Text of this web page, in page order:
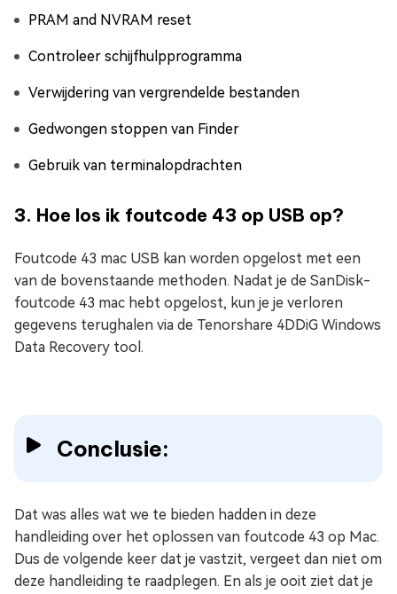
PRAM and NVRAM reset
Controleer schijfhulpprogramma
Verwijdering van vergrendelde bestanden
Gedwongen stoppen van Finder
Gebruik van terminalopdrachten
3. Hoe los ik foutcode 43 op USB op?
Foutcode 43 mac USB kan worden opgelost met een
van de bovenstaande methoden. Nadat je de SanDisk-
foutcode 43 mac hebt opgelost, kun je je verloren
gegevens terughalen via de Tenorshare 4DDiG Windows
Data Recovery tool.
Conclusie:
Dat was alles wat we te bieden hadden in deze
handleiding over het oplossen van foutcode 43 op Mac.
Dus de volgende keer dat je vastzit, vergeet dan niet om
deze handleiding te raadplegen. En als je ooit ziet dat je